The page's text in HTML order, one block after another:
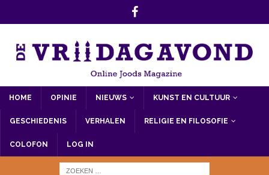
HOME OPINIE NIEUWS KUNST EN CULTUUR
GESCHIEDENIS VERHALEN RELIGIE EN FILOSOFIE
COLOFON LOG IN